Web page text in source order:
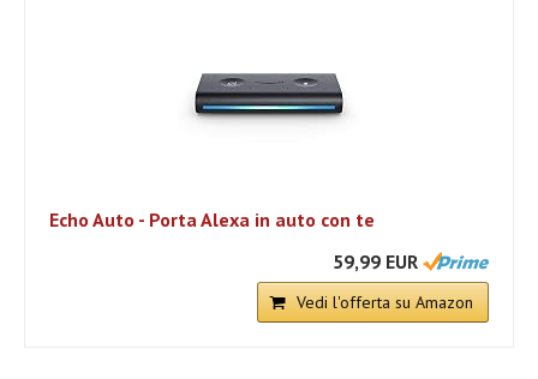
Echo Auto - Porta Alexa in auto con te
59,99 EUR
Vedi l'offerta su Amazon